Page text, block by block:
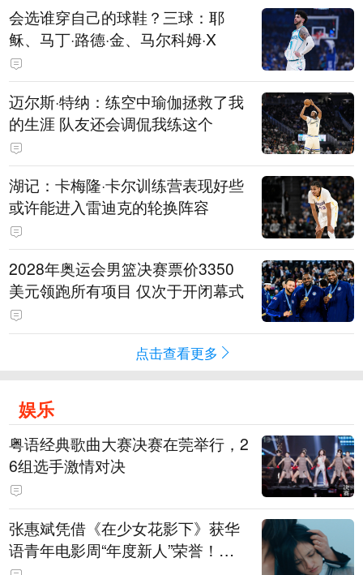
会选谁穿自己的球鞋？三球：耶
稣、马丁·路德·金、马尔科姆·X
迈尔斯·特纳：练空中瑜伽拯救了我
的生涯 队友还会调侃我练这个
湖记：卡梅隆·卡尔训练营表现好些
或许能进入雷迪克的轮换阵容
2028年奥运会男篮决赛票价3350
美元领跑所有项目 仅次于开闭幕式
点击查看更多
娱乐
粤语经典歌曲大赛决赛在莞举行，2
6组选手激情对决
张惠斌凭借《在少女花影下》获华
语青年电影周“年度新人”荣誉！该